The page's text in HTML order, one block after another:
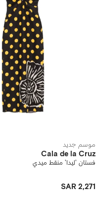
موسم جديد
Cala de la Cruz
فستان 'ليدا' منقط ميدي
SAR 2,271